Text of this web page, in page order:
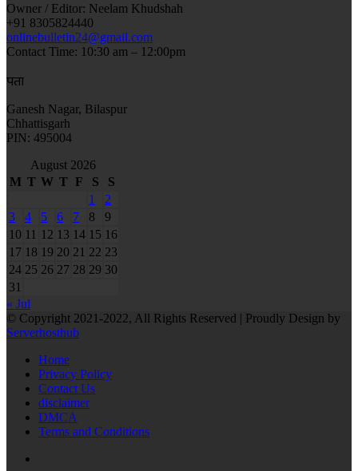
Owner / Editor: Neelam Khudshah
+91 8305824440
onlinebulletin24@gmail.com
Contact Time: 10:30 am – 12:00pm
पता
Ganesh Nagar, Bilaspur
Chhattisgarh
PIN: 495004
August 2026
M T W T F S
S
1
2
3
4 5 6 7 8
9
10 11 12 13 14 15 16
17 18 19 20 21 22 23
24 25 26 27 28 29 30
31
« Jul
© Copyright 2021-2022, All Rights Reserved | Proudly Design by
Serverhosthub
Home
Privacy Policy
Contact Us
disclaimer
DMCA
Terms and Conditions